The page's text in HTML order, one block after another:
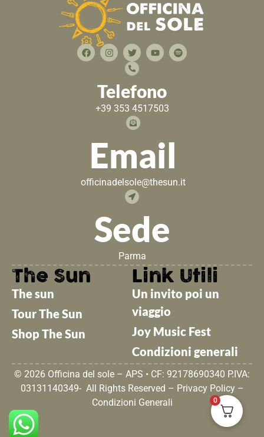
Telefono
+39 353 4517503
Email
officinadelsole@thesun.it
Sede
Parma
The Sun
The sun
Tour The Sun
Shop The Sun
Link Utili
Un invito poi un
viaggio
Joy Music Fest
Condizioni generali
© 2026 Officina del sole – APS • CF: 92178690340 P.IVA:
03131140349- All Rights Reserved – Privacy Policy–
Condizioni Generali
0